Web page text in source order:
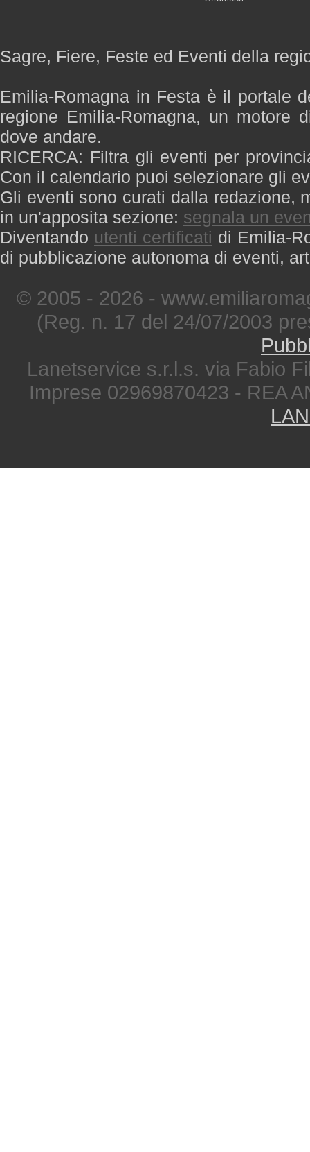
Sagre, Fiere, Feste ed Eventi della
Emilia-Romagna in Festa è il portale
regione Emilia-Romagna, un motore
dove andare.
RICERCA: Filtra gli eventi per
Con il calendario puoi selezionare gli
Gli eventi sono curati dalla redazione,
in un'apposita sezione: segnala un
Diventando utenti certificati di Emilia-
di pubblicazione autonoma di eventi,
© 2005 - 2026 -
(Reg. n. 17 del 24/07/2003
Lanetservice s.r.l.s. via Fabio
Imprese 02969870423 - REA